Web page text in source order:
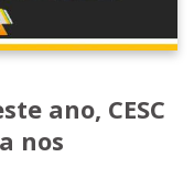
ano, CESC
nos